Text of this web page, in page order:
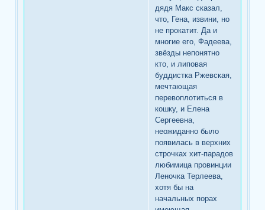
дядя Макс сказал,
что, Гена, извини, но
не прокатит. Да и
многие его, Фадеева,
звёзды непонятно
кто, и липовая
буддистка Ржевская,
мечтающая
перевоплотиться в
кошку, и Елена
Сергеевна,
неожиданно было
появилась в верхних
строчках хит-парадов
любимица провинции
Леночка Терлеева,
хотя бы на
начальных порах